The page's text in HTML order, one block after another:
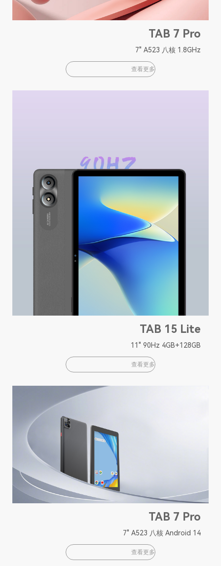
TAB 7 Pro
7" A523 八核 1.8GHz
查看更多
TAB 15 Lite
11" 90Hz 4GB+128GB
查看更多
TAB 7 Pro
7" A523 八核 Android 14
查看更多